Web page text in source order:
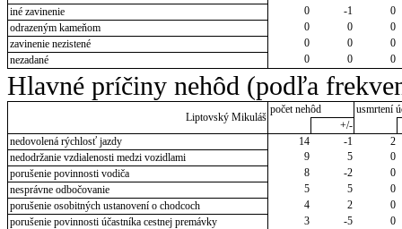
iné zavinenie
0 -1
0
odrazeným kameňom
0 0
0
zavinenie nezistené
0 0
0
nezadané
0 0 0
Hlavné príčiny nehôd (podľa
Liptovský Mikuláš
počet nehôd
usmrtení
+/-
nedovolená rýchlosť jazdy
14 -1
2
nedodržanie vzdialenosti medzi vozidlami
9 5
0
porušenie povinnosti vodiča
8 -2
0
nesprávne odbočovanie
5 5
0
porušenie osobitných ustanovení o chodcoch
4 2
0
porušenie povinnosti účastníka cestnej premávky
3 -5
0